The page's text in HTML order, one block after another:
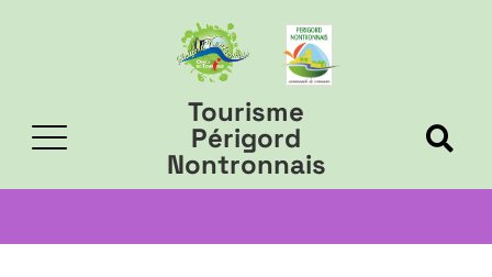
Tourisme
Périgord
Nontronnais